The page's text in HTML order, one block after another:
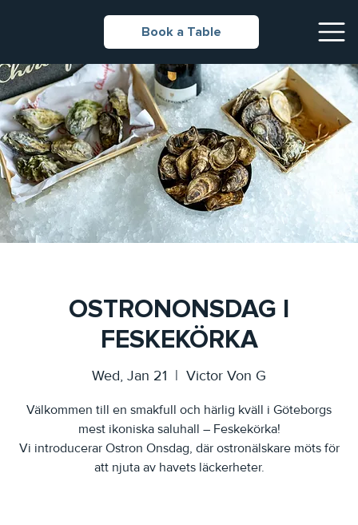
Book a Table
OSTRONONSDAG I
FESKEKÖRKA
Wed, Jan 21
  |
Victor Von G
Välkommen till en smakfull och härlig kväll i Göteborgs
mest ikoniska saluhall – Feskekörka!
Vi introducerar Ostron Onsdag, där ostronälskare möts för
att njuta av havets läckerheter.